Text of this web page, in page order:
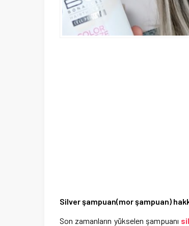
Silver şampuan(mor şampuan)
Son zamanların yükselen şampuanı